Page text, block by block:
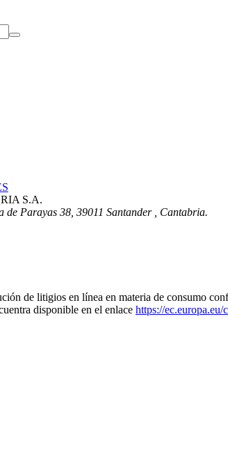
S.A.
de Parayas 38, 39011 Santander , Cantabria.
de litigios en línea en materia de consumo
disponible en el enlace https://ec.europa.eu/